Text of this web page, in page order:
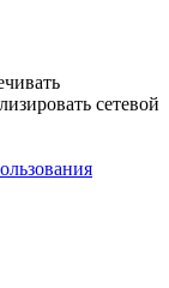
сетевой